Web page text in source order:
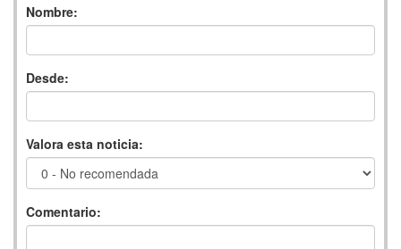
Nombre:
Desde:
Valora esta noticia:
Comentario: